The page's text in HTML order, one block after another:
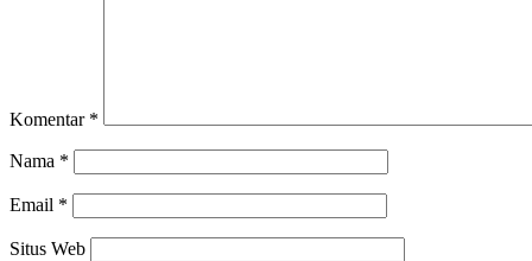
Komentar *
Nama *
Email *
Situs Web